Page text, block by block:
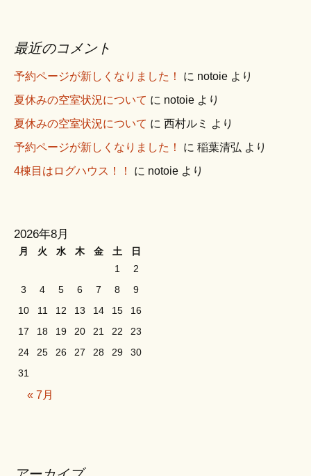
最近のコメント
予約ページが新しくなりました！ に notoie より
夏休みの空室状況について に notoie より
夏休みの空室状況について に 西村ルミ
より
予約ページが新しくなりました！
に 稲葉清弘 より
4棟目はログハウス！！
に notoie より
2026年8月
月 火 水 木 金 土
日
1
2
3
4 5 6 7 8
9
10
11 12 13 14 15
16
17
18 19 20 21 22
23
24
25 26 27 28 29
30
31
« 7月